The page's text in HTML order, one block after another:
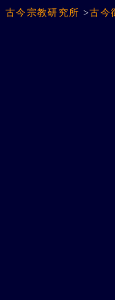
古今宗教研究所 >古今